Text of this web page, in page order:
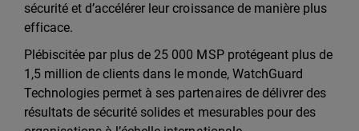
sécurité et d’accélérer leur croissance de manière plus
efficace.
Plébiscitée par plus de 25 000 MSP protégeant plus de
1,5 million de clients dans le monde, WatchGuard
Technologies permet à ses partenaires de délivrer des
résultats de sécurité solides et mesurables pour des